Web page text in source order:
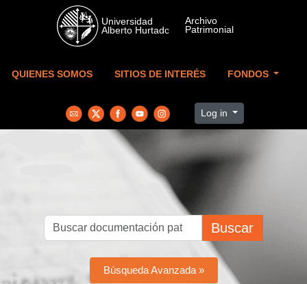
Skip to main content
QUIENES SOMOS SITIOS DE INTERÉS FONDOS
Log in
Buscar
Búsqueda Avanzada »